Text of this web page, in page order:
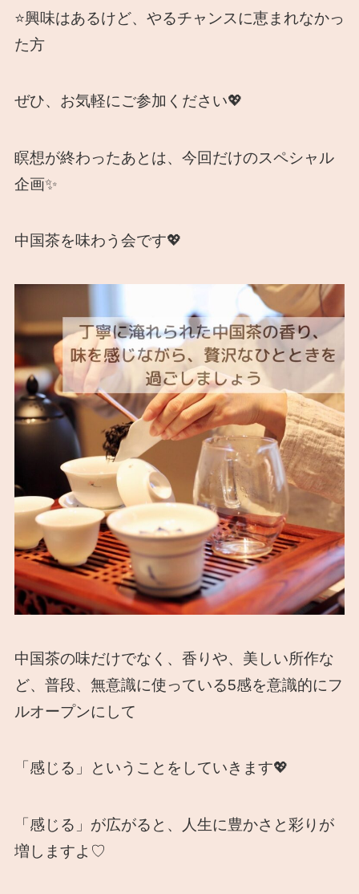
⭐️興味はあるけど、やるチャンスに恵まれなかっ
た方
ぜひ、お気軽にご参加ください💖
瞑想が終わったあとは、今回だけのスペシャル
企画✨
中国茶を味わう会です💖
中国茶の味だけでなく、香りや、美しい所作な
ど、普段、無意識に使っている5感を意識的にフ
ルオープンにして
「感じる」ということをしていきます💖
「感じる」が広がると、人生に豊かさと彩りが
増しますよ♡